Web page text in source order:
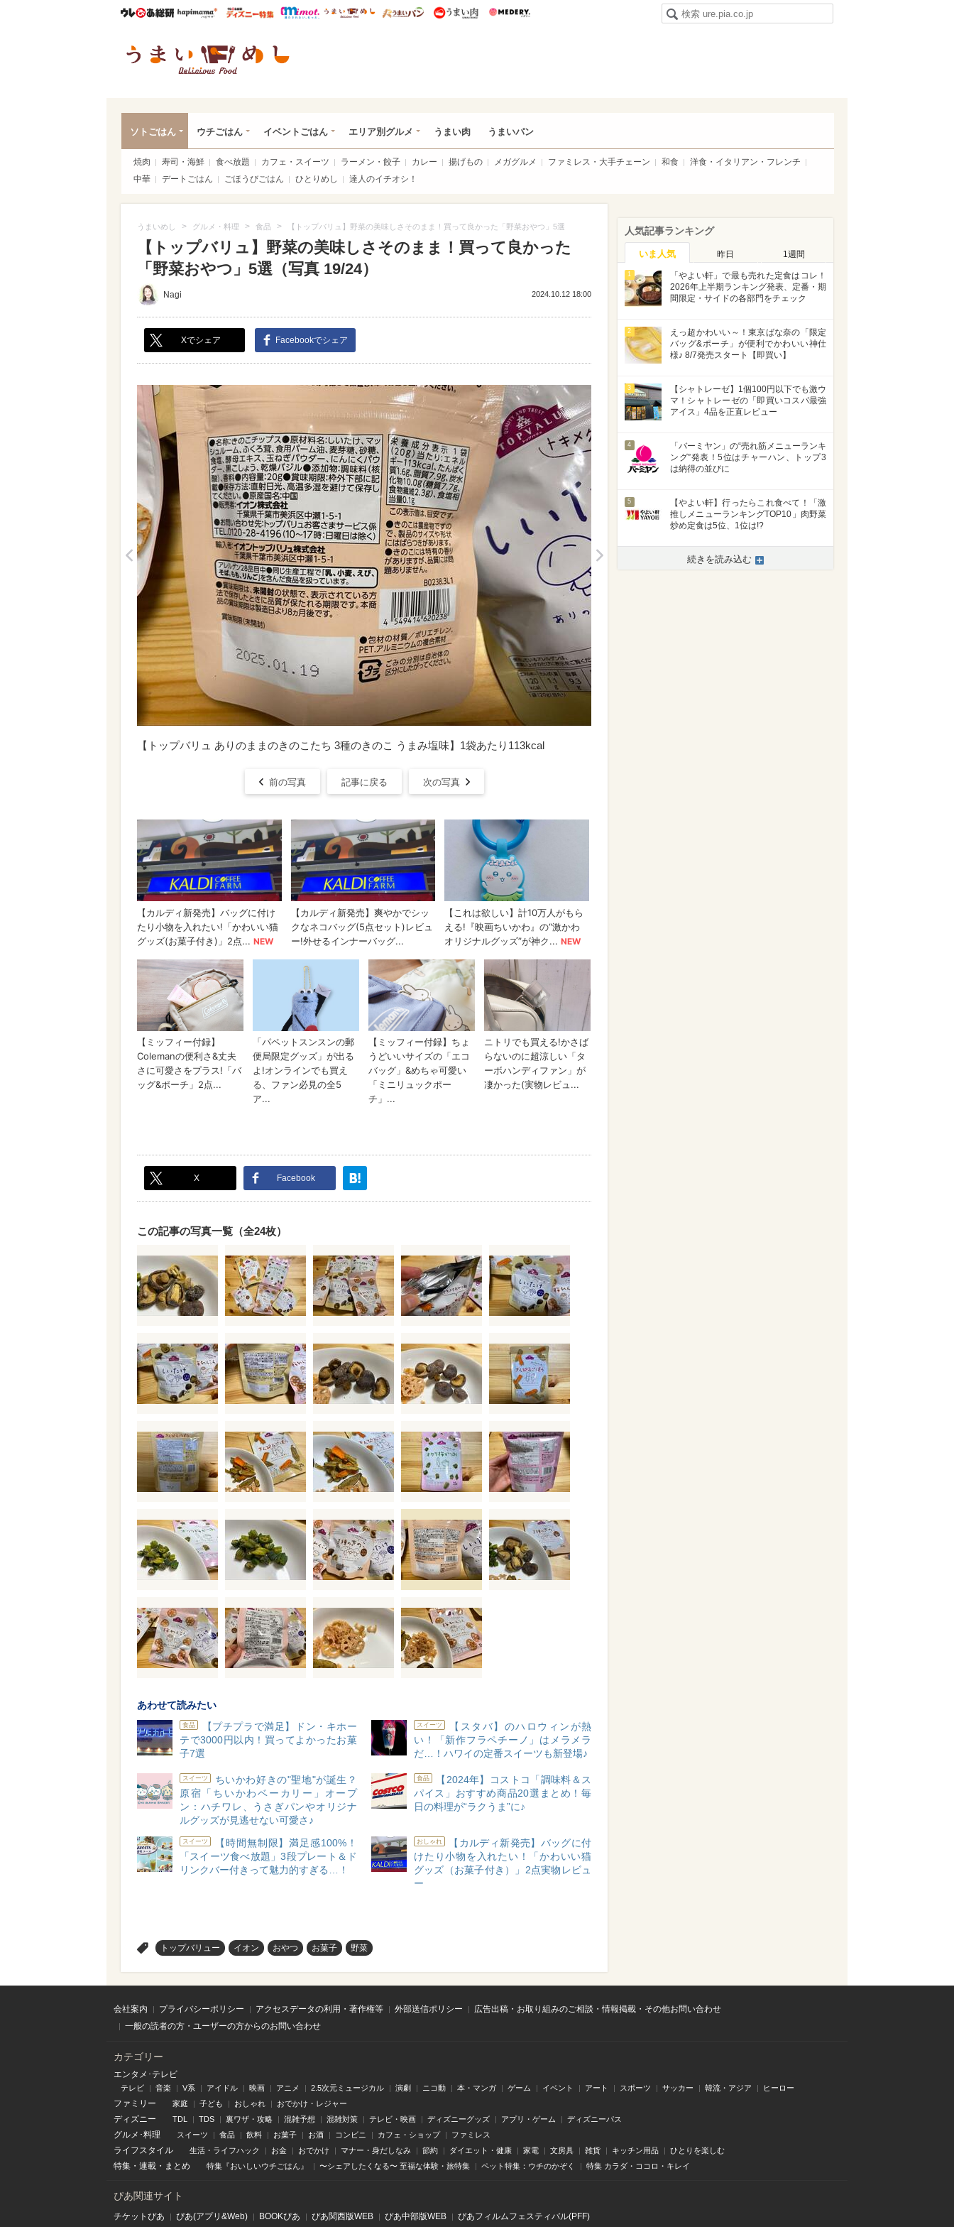
ウレぴあ総研ハピママ* ウレぴあ総研 ディズニー特集
mimot. うまいめし うまいパン うまい肉
ソトごはん ウチごはん イベントごはん エリア別グルメ うまい肉 うまいパン
焼肉 寿司・海鮮 食べ放題 カフェ・スイーツ ラーメン・餃子 カレー 揚げもの メガグルメ ファミレス・大手チェーン 和食
洋食・イタリアン・フレンチ
中華
デートごはん ごほうびごはん ひとりめし 達人のイチオシ！
うまいめし > グルメ・料理 > 食品 > 【トップバリュ】野菜の美味しさそのまま！買って良かった「野菜おやつ」5選
【トップバリュ】野菜の美味しさそのまま！買って良かった
「野菜おやつ」5選（写真 19/24）
Nagi 2024.10.12 18:00
Xでシェア Facebookでシェア
【トップバリュ ありのままのきのこたち 3種のきのこ うまみ塩味】1袋あたり113kcal
前の写真 記事に戻る 次の写真
X Facebook
この記事の写真一覧（全24枚）
あわせて読みたい
食品
【プチプラで満足】ドン・キホー
テで3000円以内！買ってよかったお菓
子7選
スイーツ
【スタバ】のハロウィンが熱
い！「新作フラペチーノ」はメラメラ
だ…！ハワイの定番スイーツも新登場♪
スイーツ
ちいかわ好きの"聖地"が誕生？
原宿「ちいかわベーカリー」オープ
ン：ハチワレ、うさぎパンやオリジナ
ルグッズが見逃せない可愛さ♪
食品
【2024年】コストコ「調味料＆ス
パイス」おすすめ商品20選まとめ！毎
日の料理が“ラクうま”に♪
スイーツ
【時間無制限】満足感100%！
「スイーツ食べ放題」3段プレート＆ド
リンクバー付きって魅力的すぎる…！
おしゃれ
【カルディ新発売】バッグに付
けたり小物を入れたい！「かわいい猫
グッズ（お菓子付き）」2点実物レビュ
ー
トップバリュー イオン おやつ お菓子 野菜
人気記事ランキング
いま人気 昨日 1週間
1
「やよい軒」で最も売れた定食はコレ！
2026年上半期ランキング発表、定番・期
間限定・サイドの各部門をチェック
2
えっ超かわいい～！東京ばな奈の「限定
バッグ&ポーチ」が便利でかわいい神仕
様♪ 8/7発売スタート【即買い】
3
【シャトレーゼ】1個100円以下でも激ウ
マ！シャトレーゼの「即買いコスパ最強
アイス」4品を正直レビュー
4
「バーミヤン」の“売れ筋メニューランキ
ング”発表！5位はチャーハン、トップ3
は納得の並びに
5
【やよい軒】行ったらこれ食べて！「激
推しメニューランキングTOP10」肉野菜
炒め定食は5位、1位は!?
続きを読み込む
会社案内 プライバシーポリシー アクセスデータの利用・著作権等 外部送信ポリシー
広告出稿・お取り組みのご相談・情報掲載・その他お問い合わせ
一般の読者の方・ユーザーの方からのお問い合わせ
カテゴリー
エンタメ･テレビ
テレビ 音楽 V系 アイドル 映画 アニメ 2.5次元ミュージカル 演劇 ニコ動 本・マンガ ゲーム イベント アート スポーツ サッカー 韓流・アジア ヒーロー
ファミリー 家庭 子ども おしゃれ おでかけ・レジャー
ディズニー TDL TDS 裏ワザ・攻略 混雑予想 混雑対策 テレビ・映画 ディズニーグッズ アプリ・ゲーム ディズニーパス
グルメ･料理 スイーツ 食品 飲料 お菓子 お酒 コンビニ カフェ・ショップ ファミレス
ライフスタイル 生活・ライフハック お金 おでかけ マナー・身だしなみ 節約 ダイエット・健康 家電 文房具 雑貨 キッチン用品 ひとりを楽しむ
特集 ・ 連載 ・ まとめ 特集『おいしいウチごはん』 〜シェアしたくなる〜 至福な体験・旅特集 ペット特集：ウチのかぞく 特集 カラダ・ココロ・キレイ
ぴあ関連サイト
チケットぴあ ぴあ(アプリ&Web) BOOKぴあ ぴあ関⻄版WEB ぴあ中部版WEB ぴあフィルムフェスティバル(PFF)